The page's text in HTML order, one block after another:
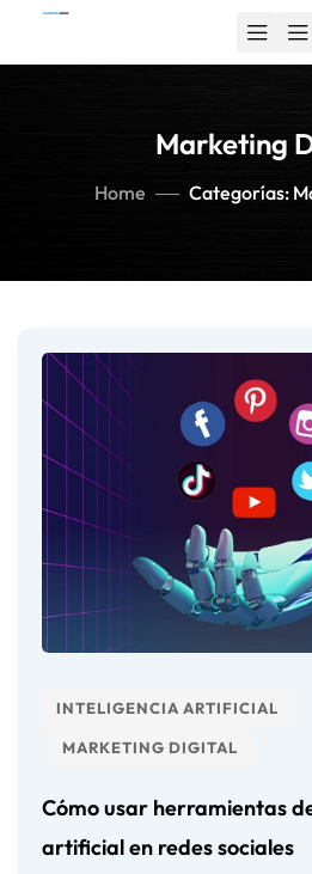
Marketing
Home Categorías:
INTELIGENCIA ARTIFICIAL
MARKETING DIGITAL
Cómo usar herramientas
artificial en redes sociales